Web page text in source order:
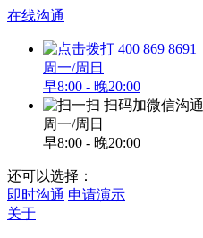
在线沟通
400 869 8691
周一/周日
早8:00 - 晚20:00
扫码加微信沟通
周一/周日
早8:00 - 晚20:00
还可以选择：
即时沟通 申请演示
关于